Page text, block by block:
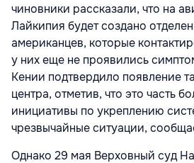
чиновники рассказали, что на
Лайкипия будет создано
американцев, которые
у них еще не проявились
Кении подтвердило появление
центра, отметив, что это часть
инициативы по укреплению
чрезвычайные ситуации,
Однако 29 мая Верховный суд